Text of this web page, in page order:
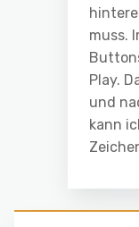
muss.
Play.
und
kann